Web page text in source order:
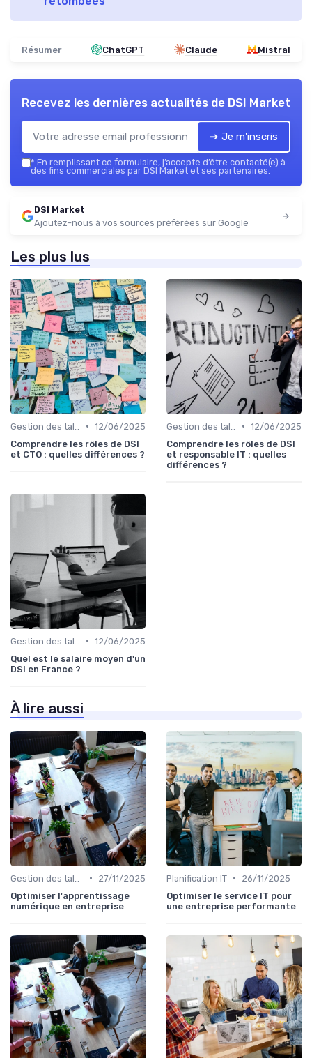
Résumer ChatGPT Claude Mistral
Recevez les dernières actualités de DSI Market
➔ Je m'inscris
* En remplissant ce formulaire, j’accepte d’être contacté(e) à
des fins commerciales par DSI Market et ses partenaires.
DSI Market
Ajoutez-nous à vos sources préférées sur Google
Les plus lus
• 12/06/2025
Comprendre les rôles de DSI
et CTO : quelles différences ?
• 12/06/2025
Comprendre les rôles de DSI
et responsable IT : quelles
différences ?
• 12/06/2025
Quel est le salaire moyen d'un
DSI en France ?
À lire aussi
•
27/11/2025
Optimiser l'apprentissage
numérique en entreprise
Planification IT •
26/11/2025
Optimiser le service IT pour
une entreprise performante